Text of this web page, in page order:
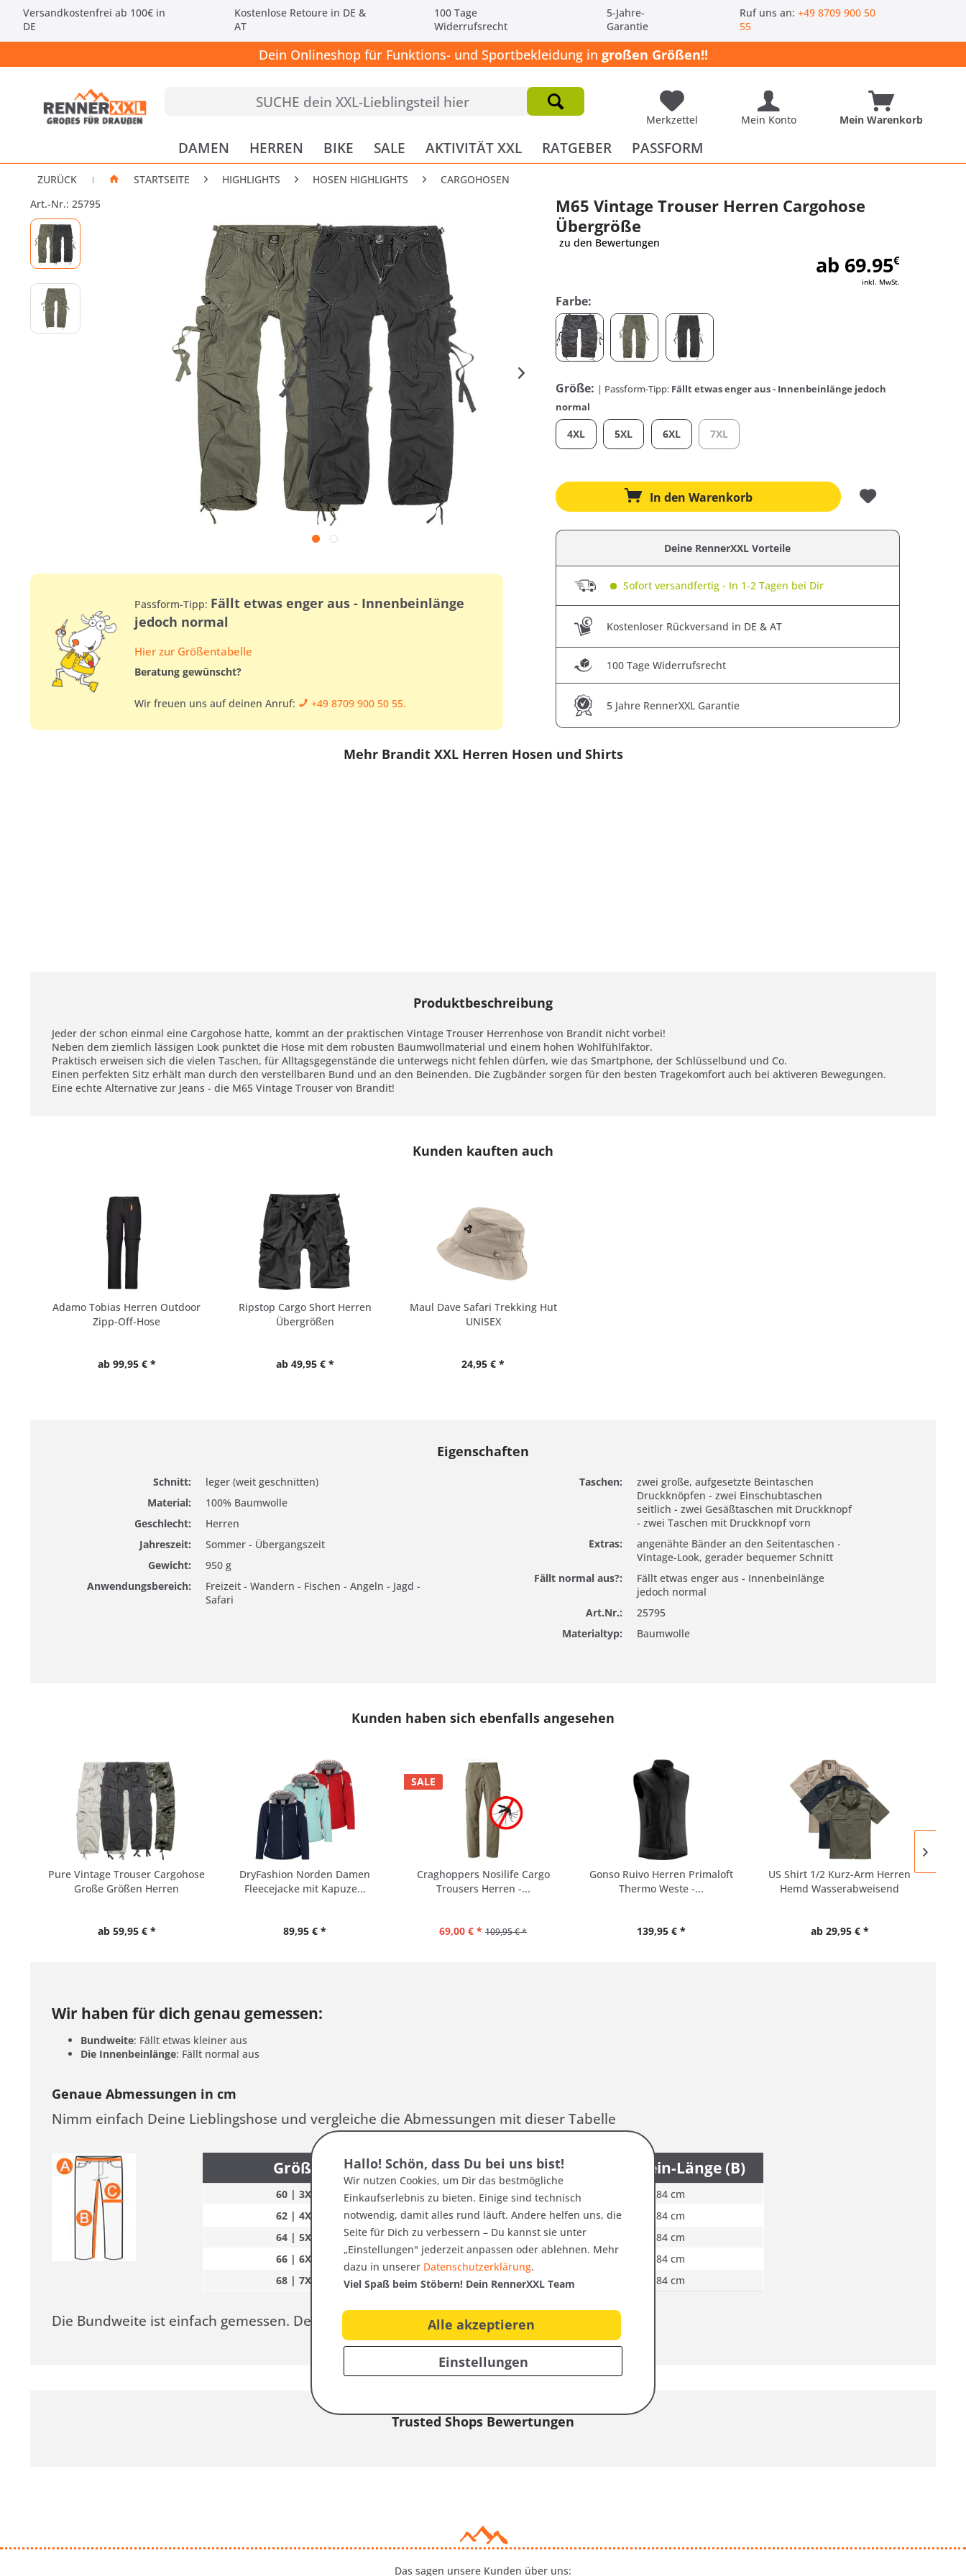
Versandkostenfrei ab 100€ in
DE
Kostenlose Retoure in DE &
AT
100 Tage
Widerrufsrecht
5-Jahre-
Garantie
Ruf uns an:+49 8709 900 50
55
Dein Onlineshop für Funktions- und Sportbekleidung in großen Größen!!
Merkzettel Mein Konto Mein Warenkorb
DAMEN HERREN BIKE SALE AKTIVITÄT XXL RATGEBER PASSFORM
ZURÜCK | STARTSEITE HIGHLIGHTS HOSEN HIGHLIGHTS CARGOHOSEN
Passform-Tipp: Fällt etwas enger aus - Innenbeinlänge
jedoch normal
Hier zur Größentabelle
Beratung gewünscht?
Wir freuen uns auf deinen Anruf: +49 8709 900 50 55.
M65 Vintage Trouser Herren Cargohose
Übergröße
Art.-Nr.: 25795
zu den Bewertungen
ab 69.95€
inkl. MwSt.
Farbe:
Größe: | Passform-Tipp: Fällt etwas enger aus - Innenbeinlänge jedoch
normal
4XL 5XL 6XL 7XL
In den Warenkorb
Deine RennerXXL Vorteile
Sofort versandfertig - In 1-2 Tagen bei Dir
Kostenloser Rückversand in DE & AT
100 Tage Widerrufsrecht
5 Jahre RennerXXL Garantie
Mehr Brandit XXL Herren Hosen und Shirts
Produktbeschreibung
Jeder der schon einmal eine Cargohose hatte, kommt an der praktischen Vintage Trouser Herrenhose von Brandit nicht vorbei!
Neben dem ziemlich lässigen Look punktet die Hose mit dem robusten Baumwollmaterial und einem hohen Wohlfühlfaktor.
Praktisch erweisen sich die vielen Taschen, für Alltagsgegenstände die unterwegs nicht fehlen dürfen, wie das Smartphone, der Schlüsselbund und Co.
Einen perfekten Sitz erhält man durch den verstellbaren Bund und an den Beinenden. Die Zugbänder sorgen für den besten Tragekomfort auch bei aktiveren Bewegungen.
Eine echte Alternative zur Jeans - die M65 Vintage Trouser von Brandit!
Kunden kauften auch
Adamo Tobias Herren Outdoor
Zipp-Off-Hose
ab 99,95 € *
Ripstop Cargo Short Herren
Übergrößen
ab 49,95 € *
Maul Dave Safari Trekking Hut
UNISEX
24,95 € *
Eigenschaften
Schnitt:
leger (weit geschnitten)
Material:
100% Baumwolle
Geschlecht:
Herren
Jahreszeit:
Sommer - Übergangszeit
Gewicht:
950 g
Anwendungsbereich:
Freizeit - Wandern - Fischen - Angeln - Jagd -
Safari
Taschen:
zwei große, aufgesetzte Beintaschen
Druckknöpfen - zwei Einschubtaschen
seitlich - zwei Gesäßtaschen mit Druckknopf
- zwei Taschen mit Druckknopf vorn
Extras:
angenähte Bänder an den Seitentaschen -
Vintage-Look, gerader bequemer Schnitt
Fällt normal aus?:
Fällt etwas enger aus - Innenbeinlänge
jedoch normal
Art.Nr.:
25795
Materialtyp:
Baumwolle
Kunden haben sich ebenfalls angesehen
Pure Vintage Trouser Cargohose
Große Größen Herren
ab 59,95 € *
DryFashion Norden Damen
Fleecejacke mit Kapuze...
89,95 € *
SALE
Craghoppers Nosilife Cargo
Trousers Herren -...
69,00 € * 109,95 € *
Gonso Ruivo Herren Primaloft
Thermo Weste -...
139,95 € *
US Shirt 1/2 Kurz-Arm Herren
Hemd Wasserabweisend
ab 29,95 € *
Wir haben für dich genau gemessen:
Bundweite: Fällt etwas kleiner aus
Die Innenbeinlänge: Fällt normal aus
Genaue Abmessungen in cm
Nimm einfach Deine Lieblingshose und vergleiche die Abmessungen mit dieser Tabelle
Größe Bundweite (A) Innenbein-Länge (B)
60 | 3XL 52 cm
84 cm
62 | 4XL
55 cm
84 cm
64 | 5XL
58 cm
84 cm
66 | 6XL
61 cm
84 cm
68 | 7XL
64 cm 84 cm
Die Bundweite ist einfach gemessen. Der Bundumfang entspricht der Bundweite x2
Trusted Shops Bewertungen
Das sagen unsere Kunden über uns:
Hallo! Schön, dass Du bei uns bist!
Wir nutzen Cookies, um Dir das bestmögliche
Einkaufserlebnis zu bieten. Einige sind technisch
notwendig, damit alles rund läuft. Andere helfen uns, die
Seite für Dich zu verbessern – Du kannst sie unter
„Einstellungen" jederzeit anpassen oder ablehnen. Mehr
dazu in unserer Datenschutzerklärung.
Viel Spaß beim Stöbern! Dein RennerXXL Team
Alle akzeptieren
Einstellungen